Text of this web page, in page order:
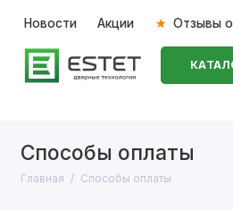
Новости Акции Отзывы о
Способы оплаты
Главная Способы оплаты